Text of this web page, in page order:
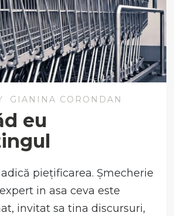
GIANINA CORONDAN
eu
piețificarea. Șmecherie
in asa ceva este
invitat sa tina discursuri,